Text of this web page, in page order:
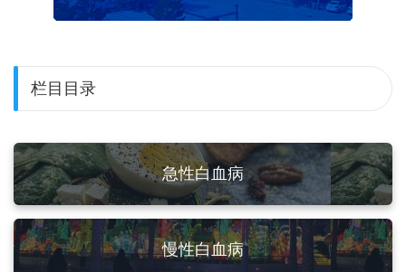
栏目目录
急性白血病
慢性白血病